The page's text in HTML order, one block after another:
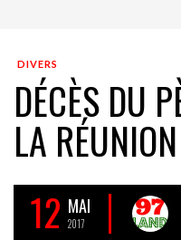
DIVERS
DÉCÈS DU
LA RÉUNION
12 MAI
2017